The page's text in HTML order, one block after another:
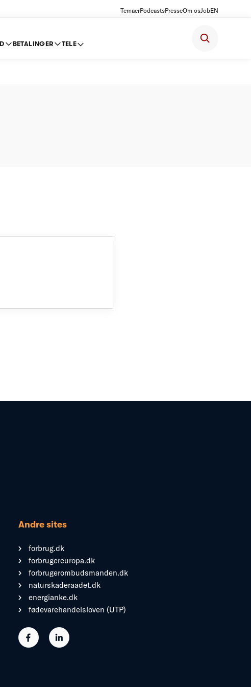
TemaerPodcastsPresseOm osJobEN
BETALINGER TELE
Andre sites
forbrug.dk
forbrugereuropa.dk
forbrugerombudsmanden.dk
naturskaderaadet.dk
energianke.dk
fødevarehandelsloven (UTP)